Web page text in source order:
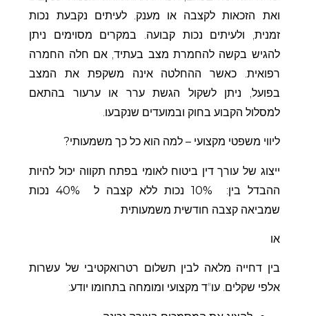
ואת הזכאות לקצבה או מענק. לעיתים נקבעת נכות
זמנית, ולעיתים נכות קבועה. במקרים מסוימים ניתן
להגיש בקשה להחמרת מצב בעתיד, אם חלה החמרה
רפואית. כאשר ההחלטה אינה משקפת את המצב
בפועל, ניתן לשקול הגשת ערר או ערעור בהתאם
למסלול הקבוע בחוק ובמועדים שנקבעו.
ליווי משפטי מקצועי – למה הוא כל כך משמעותי?
ייצוג של עורך דין ביטוח לאומי בפתח תקווה יכול להיות
ההבדל בין: 10% נכות ללא קצבה ל 40%נכות
שמביאה קצבה חודשית משמעותית
או
בין דחייה מלאה לבין תשלום רטרואקטיבי של עשרות
אלפי שקלים. עו"ד מקצועי ומומחה בתחומו יודע: